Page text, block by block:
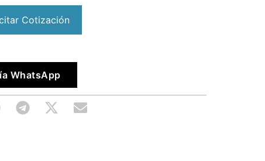
Cotización
WhatsApp